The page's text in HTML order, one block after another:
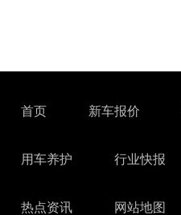
首页 新车报价
用车养护 行业快报
热点资讯 网站地图